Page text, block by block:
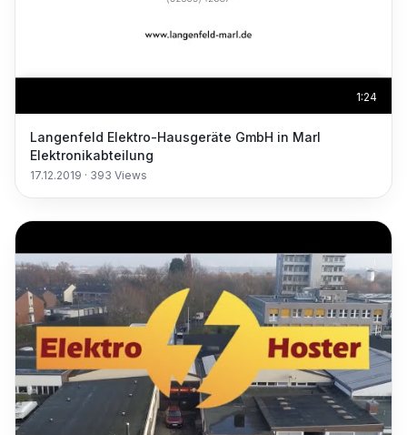
1:24
Langenfeld Elektro-Hausgeräte GmbH in Marl
Elektronikabteilung
17.12.2019 · 393 Views